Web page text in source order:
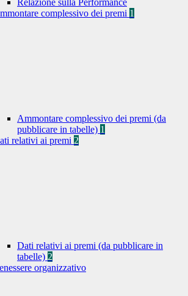
Relazione sulla Performance
complessivo dei premi 1
Ammontare complessivo dei premi (da
pubblicare in tabelle) 1
relativi ai premi 2
Dati relativi ai premi (da pubblicare in
tabelle) 2
organizzativo